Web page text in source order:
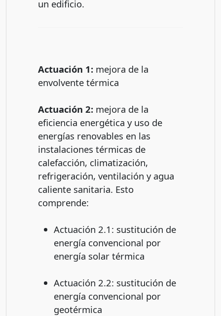
un edificio.
Actuación 1: mejora de la
envolvente térmica
Actuación 2: mejora de la
eficiencia energética y uso de
energías renovables en las
instalaciones térmicas de
calefacción, climatización,
refrigeración, ventilación y agua
caliente sanitaria. Esto
comprende:
Actuación 2.1: sustitución de
energía convencional por
energía solar térmica
Actuación 2.2: sustitución de
energía convencional por
geotérmica